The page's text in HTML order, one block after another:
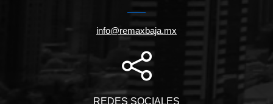
info@remaxbaja.mx
REDES SOCIALES